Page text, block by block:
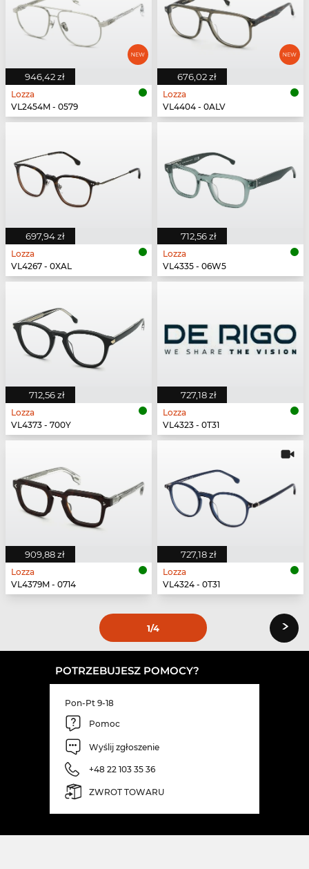
946,42 zł
Lozza
VL2454M - 0579
676,02 zł
Lozza
VL4404 - 0ALV
697,94 zł
Lozza
VL4267 - 0XAL
712,56 zł
Lozza
VL4335 - 06W5
712,56 zł
Lozza
VL4373 - 700Y
727,18 zł
Lozza
VL4323 - 0T31
909,88 zł
Lozza
VL4379M - 0714
727,18 zł
Lozza
VL4324 - 0T31
1/4 ›
POTRZEBUJESZ POMOCY?
Pon-Pt 9-18
Pomoc
Wyślij zgłoszenie
+48 22 103 35 36
ZWROT TOWARU